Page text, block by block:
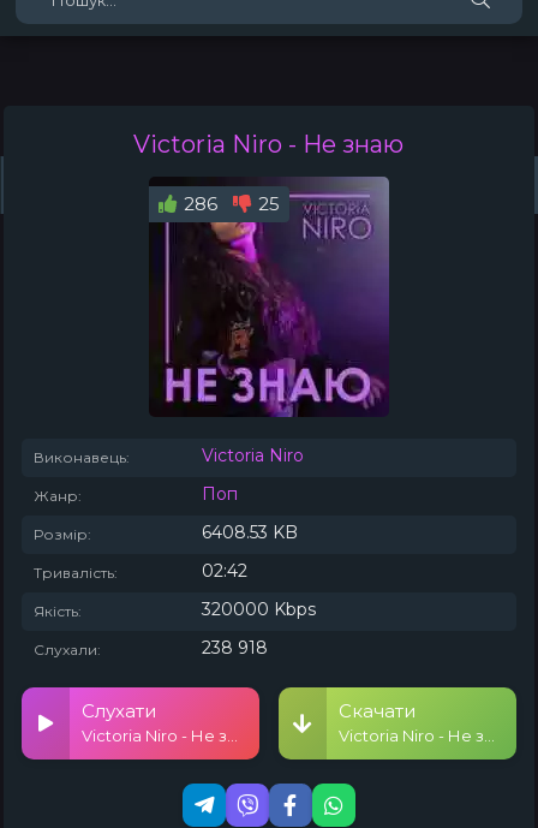
Топ 100 Тренди
Victoria Niro - Не знаю
286 25
Виконавець: Victoria Niro
Жанр: Поп
Розмір: 6408.53 KB
Тривалість: 02:42
Якість: 320000 Kbps
Слухали: 238 918
Слухати Скачати